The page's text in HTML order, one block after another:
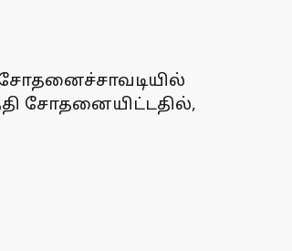
சோதனையிட்டதில்,